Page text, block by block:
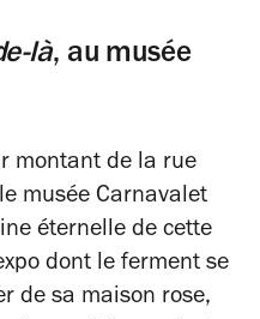
là, au musée
montant de la rue
musée Carnavalet
éternelle de cette
dont le ferment se
de sa maison rose,